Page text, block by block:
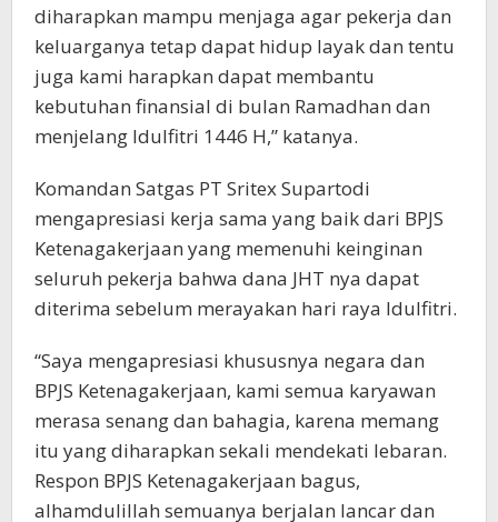
diharapkan mampu menjaga agar pekerja dan
keluarganya tetap dapat hidup layak dan tentu
juga kami harapkan dapat membantu
kebutuhan finansial di bulan Ramadhan dan
menjelang Idulfitri 1446 H,” katanya.
Komandan Satgas PT Sritex Supartodi
mengapresiasi kerja sama yang baik dari BPJS
Ketenagakerjaan yang memenuhi keinginan
seluruh pekerja bahwa dana JHT nya dapat
diterima sebelum merayakan hari raya Idulfitri.
“Saya mengapresiasi khususnya negara dan
BPJS Ketenagakerjaan, kami semua karyawan
merasa senang dan bahagia, karena memang
itu yang diharapkan sekali mendekati lebaran.
Respon BPJS Ketenagakerjaan bagus,
alhamdulillah semuanya berjalan lancar dan